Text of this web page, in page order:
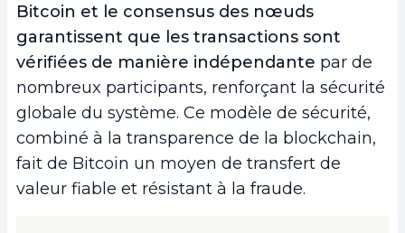
Bitcoin et le consensus des nœuds
garantissent que les transactions sont
vérifiées de manière indépendante par de
nombreux participants, renforçant la sécurité
globale du système. Ce modèle de sécurité,
combiné à la transparence de la blockchain,
fait de Bitcoin un moyen de transfert de
valeur fiable et résistant à la fraude.